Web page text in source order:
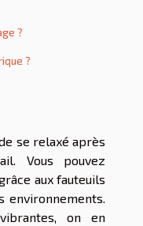
?
?
se relaxé après
Vous pouvez
aux fauteuils
environnements.
on en